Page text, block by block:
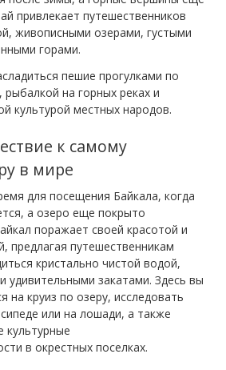
привлекает путешественников
живописными озерами, густыми
горами.
пешие прогулками по
на горных реках и
культурой местных народов.
к самому
в мире
для посещения Байкала, когда
а озеро еще покрыто
поражает своей красотой и
предлагая путешественникам
кристально чистой водой,
удивительными закатами. Здесь вы
на круиз по озеру, исследовать
или на лошади, а также
культурные
в окрестных поселках.